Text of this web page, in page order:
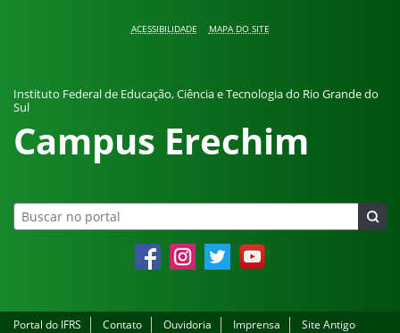
ACESSIBILIDADE MAPA DO SITE
Instituto Federal de Educação, Ciência e Tecnologia do Rio Grande do
Sul
Campus Erechim
FacebookInstagramTwitter YouTube
Portal do IFRS Contato Ouvidoria Imprensa Site Antigo